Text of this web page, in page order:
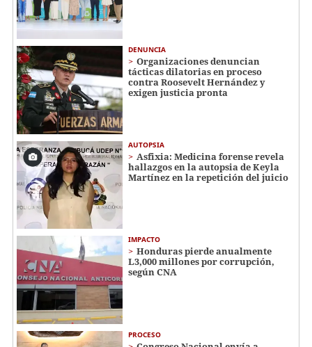
DENUNCIA
Organizaciones denuncian
tácticas dilatorias en proceso
contra Roosevelt Hernández y
exigen justicia pronta
AUTOPSIA
Asfixia: Medicina forense revela
hallazgos en la autopsia de Keyla
Martínez en la repetición del juicio
IMPACTO
Honduras pierde anualmente
L3,000 millones por corrupción,
según CNA
PROCESO